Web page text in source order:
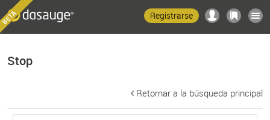
Registrarse
Stop
Retornar a la búsqueda principal